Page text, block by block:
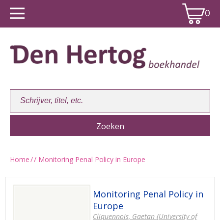
0
Home// Monitoring Penal Policy in Europe
Monitoring Penal Policy in
Europe
Cliquennois, Gaetan (University of